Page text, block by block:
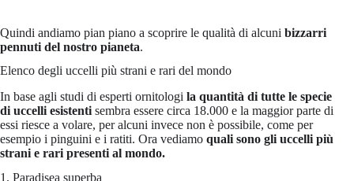
Quindi andiamo pian piano a scoprire le qualità di alcuni bizzarri
pennuti del nostro pianeta.
Elenco degli uccelli più strani e rari del mondo
In base agli studi di esperti ornitologi la quantità di tutte le specie
di uccelli esistenti sembra essere circa 18.000 e la maggior parte di
essi riesce a volare, per alcuni invece non è possibile, come per
esempio i pinguini e i ratiti. Ora vediamo quali sono gli uccelli più
strani e rari presenti al mondo.
1. Paradisea superba